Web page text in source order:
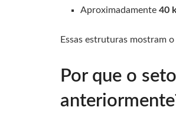
Aproximadamente40
Essas estruturas mostram
Por que o